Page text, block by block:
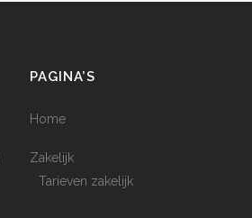
PAGINA’S
Home
Zakelijk
Tarieven zakelijk